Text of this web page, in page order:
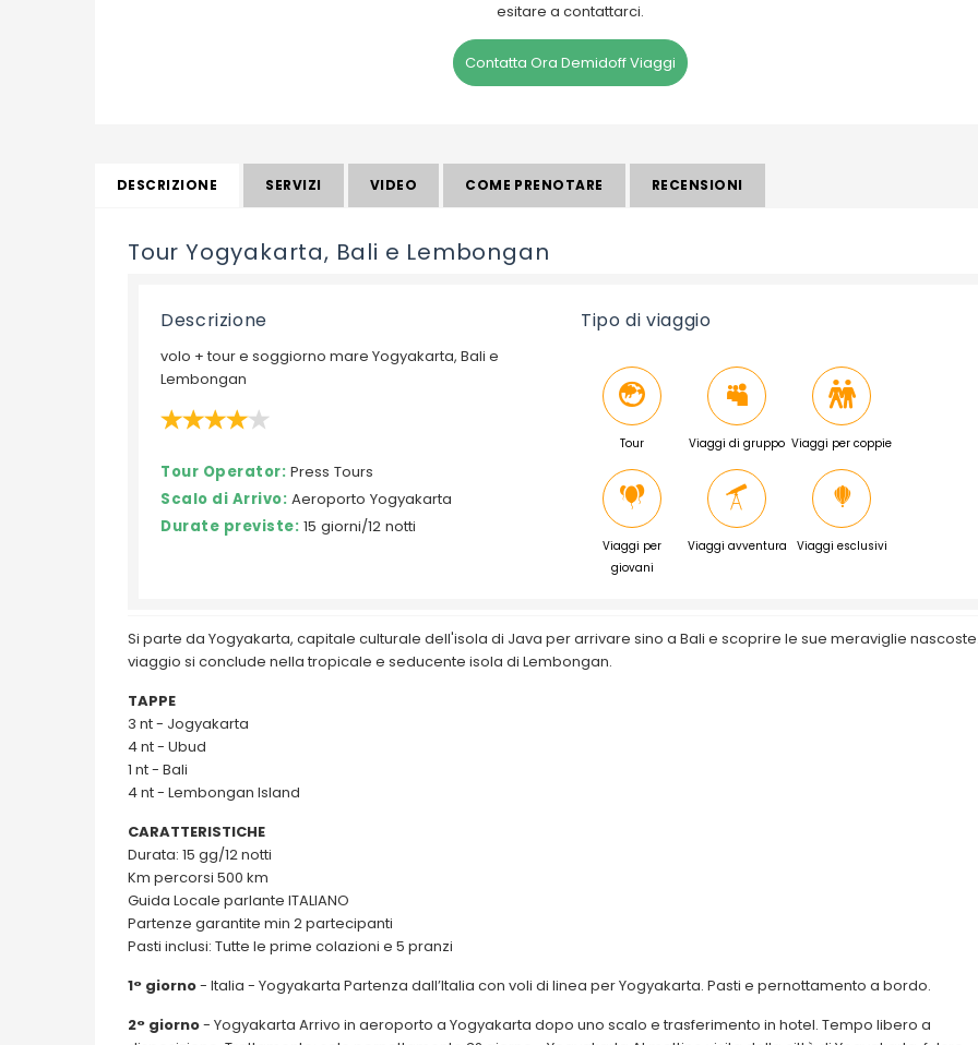
esitare a contattarci.
Contatta Ora Demidoff Viaggi
DESCRIZIONE SERVIZI VIDEO COME PRENOTARE RECENSIONI
Tour Yogyakarta, Bali e Lembongan
Descrizione
volo + tour e soggiorno mare Yogyakarta, Bali e
Lembongan
Tour Operator: Press Tours
Scalo di Arrivo: Aeroporto Yogyakarta
Durate previste: 15 giorni/12 notti
Tipo di viaggio
Tour Viaggi di gruppo Viaggi per coppie
Viaggi per
giovani
Viaggi avventura Viaggi esclusivi
Si parte da Yogyakarta, capitale culturale dell'isola di Java per arrivare sino a Bali e scoprire le sue meraviglie
viaggio si conclude nella tropicale e seducente isola di Lembongan.
TAPPE
3 nt - Jogyakarta
4 nt - Ubud
1 nt - Bali
4 nt - Lembongan Island
CARATTERISTICHE
Durata: 15 gg/12 notti
Km percorsi 500 km
Guida Locale parlante ITALIANO
Partenze garantite min 2 partecipanti
Pasti inclusi: Tutte le prime colazioni e 5 pranzi
1° giorno- Italia - Yogyakarta Partenza dall’Italia con voli di linea per Yogyakarta. Pasti e pernottamento a bordo.
2° giorno- Yogyakarta Arrivo in aeroporto a Yogyakarta dopo uno scalo e trasferimento in hotel. Tempo libero a